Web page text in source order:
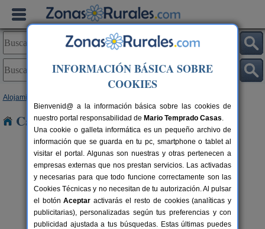
Alojamientos
Casas Rurales cerca de Utiel
4 pers.
desde40 €
Cabaña del Lago
Anna (Valencia)
INFORMACIÓN BÁSICA SOBRE
COOKIES
Bienvenid@ a la información básica sobre las cookies de
nuestro portal responsabilidad de Mario Temprado Casas.
Una cookie o galleta informática es un pequeño archivo de
información que se guarda en tu pc, smartphone o tablet al
visitar el portal. Algunas son nuestras y otras pertenecen a
empresas externas que nos prestan servicios. Las activadas
y necesarias para que todo funcione correctamente son las
Cookies Técnicas y no necesitan de tu autorización. Al pulsar
el botónAceptar activarás el resto de cookies (analíticas y
publicitarias), personalizadas según tus preferencias y con
publicidad ajustada a tus búsquedas. Estas últimas puedes